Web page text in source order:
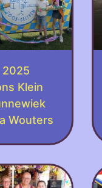
2025
Klein
Wouters